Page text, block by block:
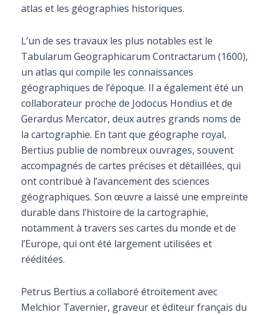
atlas et les géographies historiques.
L’un de ses travaux les plus notables est le
Tabularum Geographicarum Contractarum (1600),
un atlas qui compile les connaissances
géographiques de l’époque. Il a également été un
collaborateur proche de Jodocus Hondius et de
Gerardus Mercator, deux autres grands noms de
la cartographie. En tant que géographe royal,
Bertius publie de nombreux ouvrages, souvent
accompagnés de cartes précises et détaillées, qui
ont contribué à l’avancement des sciences
géographiques. Son œuvre a laissé une empreinte
durable dans l’histoire de la cartographie,
notamment à travers ses cartes du monde et de
l’Europe, qui ont été largement utilisées et
rééditées.
Petrus Bertius a collaboré étroitement avec
Melchior Tavernier, graveur et éditeur français du